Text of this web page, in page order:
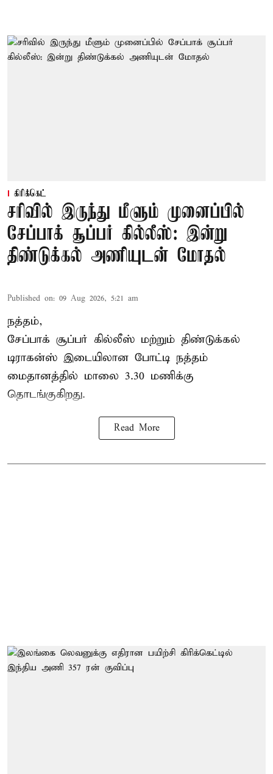
கிரிக்கெட்
சரிவில் இருந்து மீளும் முனைப்பில்
சேப்பாக் சூப்பர் கில்லீஸ்: இன்று
திண்டுக்கல் அணியுடன் மோதல்
Published on: 09 Aug 2026, 5:21 am
நத்தம்,
சேப்பாக் சூப்பர் கில்லீஸ் மற்றும் திண்டுக்கல்
டிராகன்ஸ் இடையிலான போட்டி நத்தம்
மைதானத்தில் மாலை 3.30 மணிக்கு
தொடங்குகிறது.
Read More